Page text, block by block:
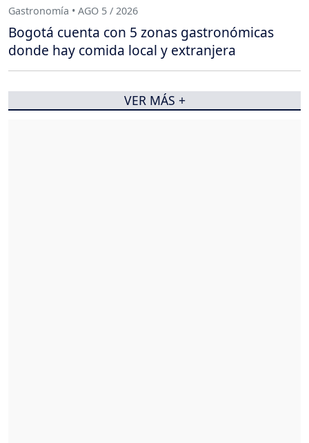
Gastronomía • AGO 5 / 2026
Bogotá cuenta con 5 zonas gastronómicas
donde hay comida local y extranjera
VER MÁS +